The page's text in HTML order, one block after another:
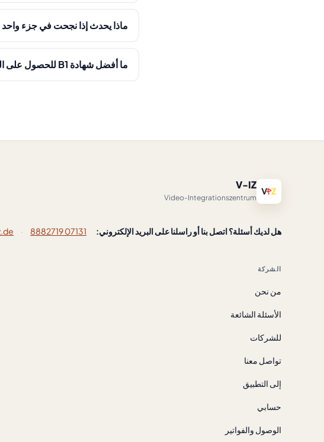
ماذا يحدث إذا نجحت في جزء واحد
ما أفضل شهادة B1 للحصول على الجنسية؟
V-IZ
Video-Integrationszentrum
هل لديك أسئلة؟ اتصل بنا أو راسلنا على البريد الإلكتروني: 07131 8882719
·
الشركة
من نحن
الأسئلة الشائعة
للشركات
تواصل معنا
إلى التطبيق
حسابي
الوصول والفواتير